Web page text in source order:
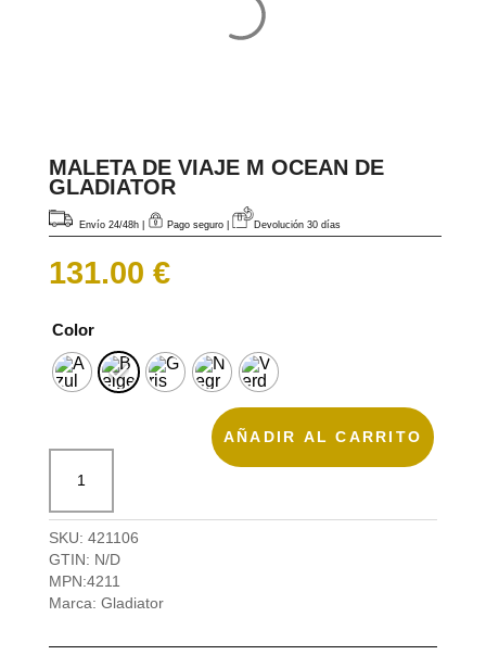
MALETA DE VIAJE M OCEAN DE
GLADIATOR
Envío 24/48h| Pago seguro | Devolución 30 días
131.00 €
Color
M
Ocean
de
Gladiator
cantidad
AÑADIR AL CARRITO
SKU: 421106
GTIN: N/D
MPN:4211
Marca: Gladiator